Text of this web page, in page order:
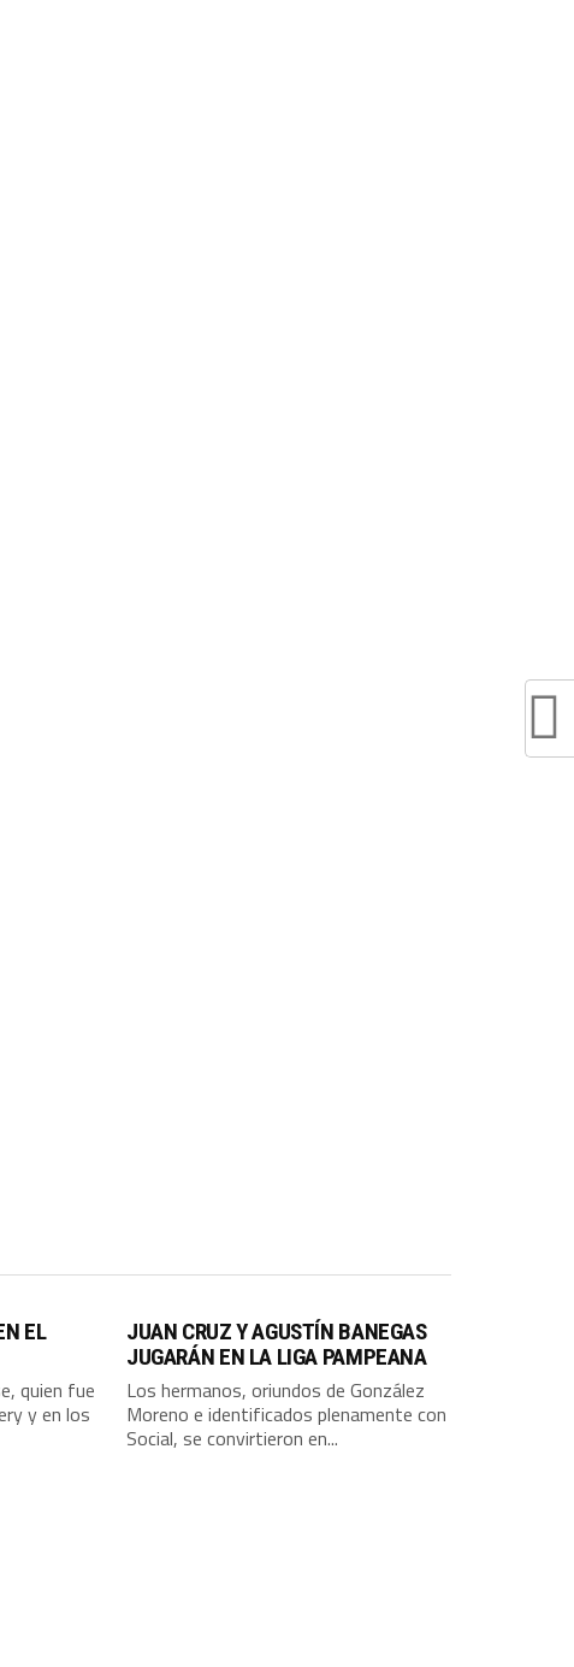
EL
quien fue
y en los
JUAN CRUZ Y AGUSTÍN BANEGAS
JUGARÁN EN LA LIGA PAMPEANA
Los hermanos, oriundos de González
Moreno e identificados plenamente con
Social, se convirtieron en...